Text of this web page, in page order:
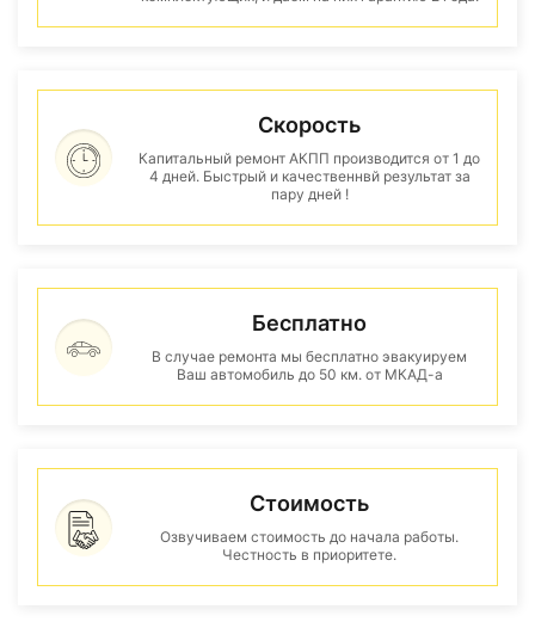
Скорость
Капитальный ремонт АКПП производится от 1 до
4 дней. Быстрый и качественнвй результат за
пару дней !
Бесплатно
В случае ремонта мы бесплатно эвакуируем
Ваш автомобиль до 50 км. от МКАД-а
Стоимость
Озвучиваем стоимость до начала работы.
Честность в приоритете.